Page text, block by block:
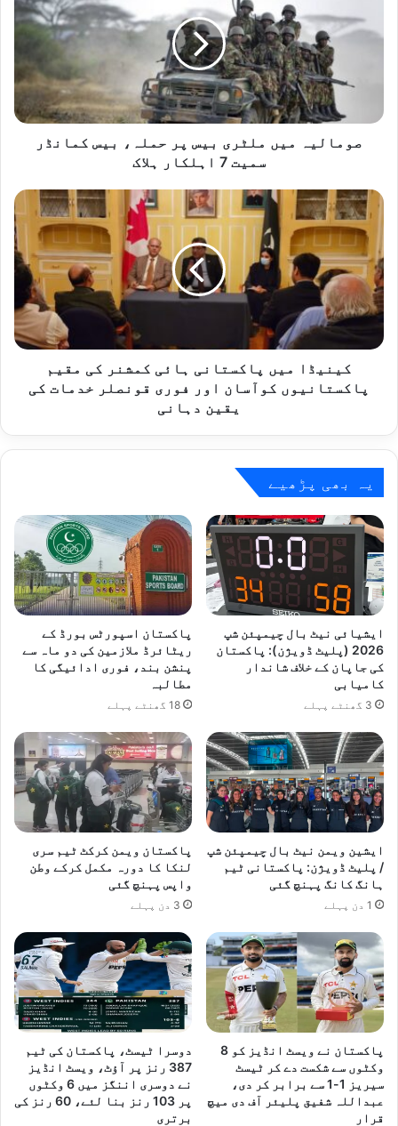
بیس
سمیت
صومالیہ میں ملٹری بیس پر حملہ، بیس کمانڈر
سمیت 7 اہلکار ہلاک
کینیڈا
میں
پاکستانی
ہائی
کمشنر
کی
مقیم
پاکستانیوں
کوآسان
فوری
کینیڈا میں پاکستانی ہائی کمشنر کی مقیم
پاکستانیوں کوآسان اور فوری قونصلر خدمات کی
یقین دہانی
یہ بھی پڑھیے
ایشیائی نیٹ بال چیمپئن شپ
2026 (پلیٹ ڈویژن): پاکستان
کی جاپان کے خلاف شاندار
کامیابی
3 گھنٹے پہلے
پاکستان اسپورٹس بورڈ کے
ریٹائرڈ ملازمین کی دو ماہ سے
پنشن بند، فوری ادائیگی کا
مطالبہ
18 گھنٹے پہلے
ایشین ویمن نیٹ بال چیمپئن شپ
/ پلیٹ ڈویژن: پاکستانی ٹیم
ہانگ کانگ پہنچ گئی
1 دن پہلے
پاکستان ویمن کرکٹ ٹیم سری
لنکا کا دورہ مکمل کرکے وطن
واپس پہنچ گئی
3 دن پہلے
پاکستان نے ویسٹ انڈیز کو 8
وکٹوں سے شکست دے کر ٹیسٹ
سیریز 1-1 سے برابر کر دی،
عبداللہ شفیق پلیئر آف دی میچ
قرار
دوسرا ٹیسٹ، پاکستان کی ٹیم
387 رنز پر آؤٹ، ویسٹ انڈیز
نے دوسری اننگز میں 6 وکٹوں
پر 103 رنز بنا لئے، 60 رنز کی
برتری